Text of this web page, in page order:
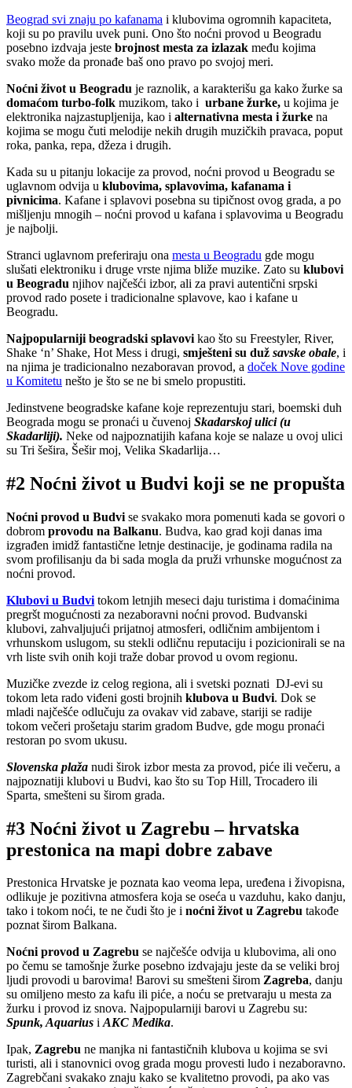
Beograd svi znaju po kafanama i klubovima ogromnih kapaciteta,
koji su po pravilu uvek puni. Ono što noćni provod u Beogradu
posebno izdvaja jeste brojnost mesta za izlazak među kojima
svako može da pronađe baš ono pravo po svojoj meri.
Noćni život u Beogradu je raznolik, a karakterišu ga kako žurke sa
domaćom turbo-folk muzikom, tako i urbane žurke, u kojima je
elektronika najzastupljenija, kao i alternativna mesta i žurke na
kojima se mogu čuti melodije nekih drugih muzičkih pravaca, poput
roka, panka, repa, džeza i drugih.
Kada su u pitanju lokacije za provod, noćni provod u Beogradu se
uglavnom odvija u klubovima, splavovima, kafanama i
pivnicima. Kafane i splavovi posebna su tipičnost ovog grada, a po
mišljenju mnogih – noćni provod u kafana i splavovima u Beogradu
je najbolji.
Stranci uglavnom preferiraju ona mesta u Beogradu gde mogu
slušati elektroniku i druge vrste njima bliže muzike. Zato su klubovi
u Beogradu njihov najčešći izbor, ali za pravi autentični srpski
provod rado posete i tradicionalne splavove, kao i kafane u
Beogradu.
Najpopularniji beogradski splavovi kao što su Freestyler, River,
Shake ‘n’ Shake, Hot Mess i drugi, smješteni su duž savske obale, i
na njima je tradicionalno nezaboravan provod, a doček Nove godine
u Komitetu nešto je što se ne bi smelo propustiti.
Jedinstvene beogradske kafane koje reprezentuju stari, boemski duh
Beograda mogu se pronaći u čuvenoj Skadarskoj ulici (u
Skadarliji). Neke od najpoznatijih kafana koje se nalaze u ovoj ulici
su Tri šešira, Šešir moj, Velika Skadarlija…
#2 Noćni život u Budvi koji se ne propušta
Noćni provod u Budvi se svakako mora pomenuti kada se govori o
dobrom provodu na Balkanu. Budva, kao grad koji danas ima
izgrađen imidž fantastične letnje destinacije, je godinama radila na
svom profilisanju da bi sada mogla da pruži vrhunske mogućnost za
noćni provod.
Klubovi u Budvi tokom letnjih meseci daju turistima i domaćinima
pregršt mogućnosti za nezaboravni noćni provod. Budvanski
klubovi, zahvaljujući prijatnoj atmosferi, odličnim ambijentom i
vrhunskom uslugom, su stekli odličnu reputaciju i pozicionirali se na
vrh liste svih onih koji traže dobar provod u ovom regionu.
Muzičke zvezde iz celog regiona, ali i svetski poznati DJ-evi su
tokom leta rado viđeni gosti brojnih klubova u Budvi. Dok se
mladi najčešće odlučuju za ovakav vid zabave, stariji se radije
tokom večeri prošetaju starim gradom Budve, gde mogu pronaći
restoran po svom ukusu.
Slovenska plaža nudi širok izbor mesta za provod, piće ili večeru, a
najpoznatiji klubovi u Budvi, kao što su Top Hill, Trocadero ili
Sparta, smešteni su širom grada.
#3 Noćni život u Zagrebu – hrvatska
prestonica na mapi dobre zabave
Prestonica Hrvatske je poznata kao veoma lepa, uređena i živopisna,
odlikuje je pozitivna atmosfera koja se oseća u vazduhu, kako danju,
tako i tokom noći, te ne čudi što je i noćni život u Zagrebu takođe
poznat širom Balkana.
Noćni provod u Zagrebu se najčešće odvija u klubovima, ali ono
po čemu se tamošnje žurke posebno izdvajaju jeste da se veliki broj
ljudi provodi u barovima! Barovi su smešteni širom Zagreba, danju
su omiljeno mesto za kafu ili piće, a noću se pretvaraju u mesta za
žurku i provod iz snova. Najpopularniji barovi u Zagrebu su:
Spunk, Aquarius iAKC Medika.
Ipak, Zagrebu ne manjka ni fantastičnih klubova u kojima se svi
turisti, ali i stanovnici ovog grada mogu provesti ludo i nezaboravno.
Zagrebčani svakako znaju kako se kvalitetno provodi, pa ako vas